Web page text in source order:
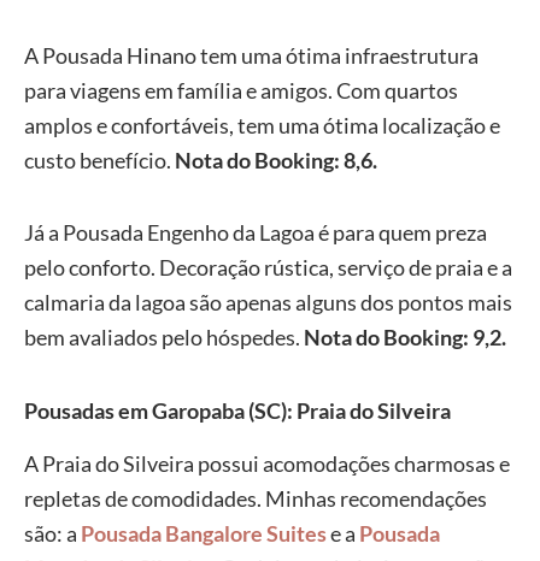
A Pousada Hinano tem uma ótima infraestrutura
para viagens em família e amigos. Com quartos
amplos e confortáveis, tem uma ótima localização e
custo benefício. Nota do Booking: 8,6.
Já a Pousada Engenho da Lagoa é para quem preza
pelo conforto. Decoração rústica, serviço de praia e a
calmaria da lagoa são apenas alguns dos pontos mais
bem avaliados pelo hóspedes. Nota do Booking: 9,2.
Pousadas em Garopaba (SC): Praia do Silveira
A Praia do Silveira possui acomodações charmosas e
repletas de comodidades. Minhas recomendações
são: a Pousada Bangalore Suitese a Pousada